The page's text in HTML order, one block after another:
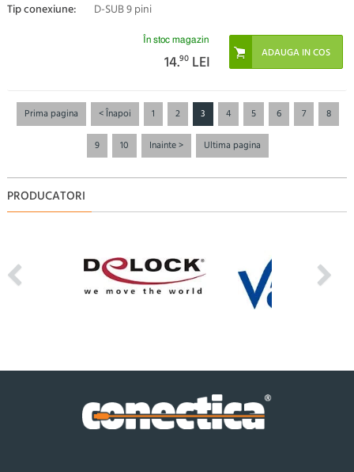
Tip conexiune: D-SUB 9 pini
În stoc magazin
14.90 LEI
Prima pagina < Înapoi 1 2 3 4 5 6 7
8
9
10 Inainte > Ultima pagina
PRODUCATORI